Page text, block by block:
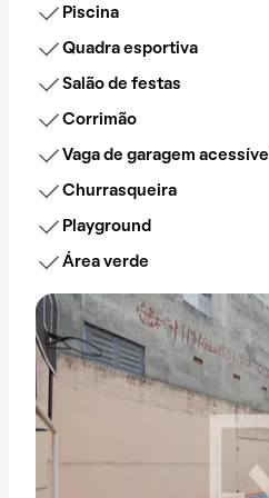
Piscina
Quadra esportiva
Salão de festas
Corrimão
Vaga de garagem acessível
Churrasqueira
Playground
Área verde